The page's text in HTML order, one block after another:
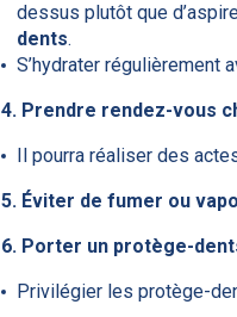
dessus plutôt que
dents.
S’hydrater régulièrement
4. Prendre rendez-vous
Il pourra réaliser des
5. Éviter de fumer ou
6. Porter un protège-
Privilégier les protège-